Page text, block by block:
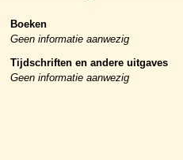
Boeken
Geen informatie aanwezig
Tijdschriften en andere uitgaves
Geen informatie aanwezig